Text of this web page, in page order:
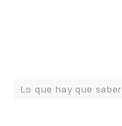
Lo que hay que saber